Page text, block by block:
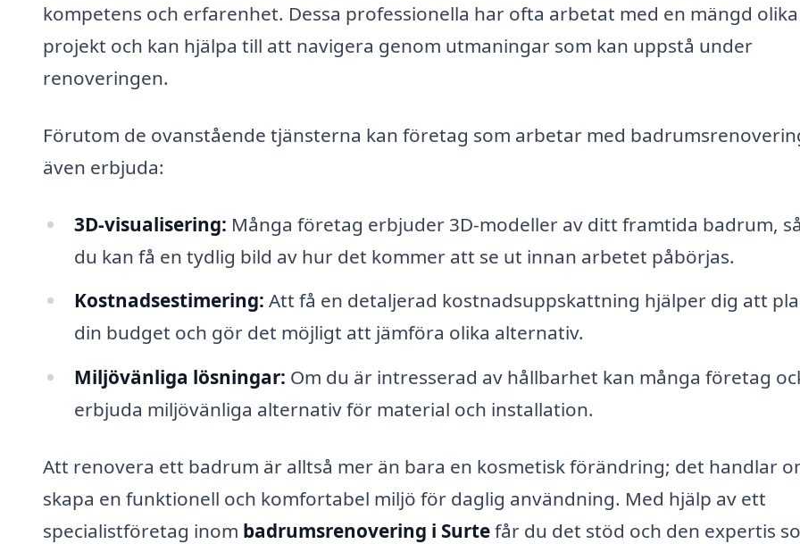
kompetens och erfarenhet. Dessa professionella har ofta arbetat med en mängd olika
projekt och kan hjälpa till att navigera genom utmaningar som kan uppstå under
renoveringen.
Förutom de ovanstående tjänsterna kan företag som arbetar med
även erbjuda:
3D-visualisering: Många företag erbjuder 3D-modeller av ditt framtida badrum,
du kan få en tydlig bild av hur det kommer att se ut innan arbetet påbörjas.
Kostnadsestimering: Att få en detaljerad kostnadsuppskattning hjälper dig att
din budget och gör det möjligt att jämföra olika alternativ.
Miljövänliga lösningar: Om du är intresserad av hållbarhet kan många företag
erbjuda miljövänliga alternativ för material och installation.
Att renovera ett badrum är alltså mer än bara en kosmetisk förändring; det handlar
skapa en funktionell och komfortabel miljö för daglig användning. Med hjälp av ett
specialistföretag inom badrumsrenovering i Surtefår du det stöd och den expertis